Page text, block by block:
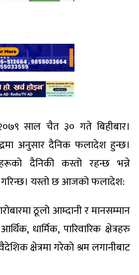
साल चैत ३० गते बिहीबार।
अनुसार दैनिक फलादेश हुन्छ।
दैनिकी कस्तो रहन्छ भन्ने
गरिन्छ। यस्तो छ आजको फलादेश:
ठूलो आम्दानी र मानसम्मान
धार्मिक, पारिवारिक क्षेत्रहरु
क्षेत्रमा गरेको श्रम लगानीबाट